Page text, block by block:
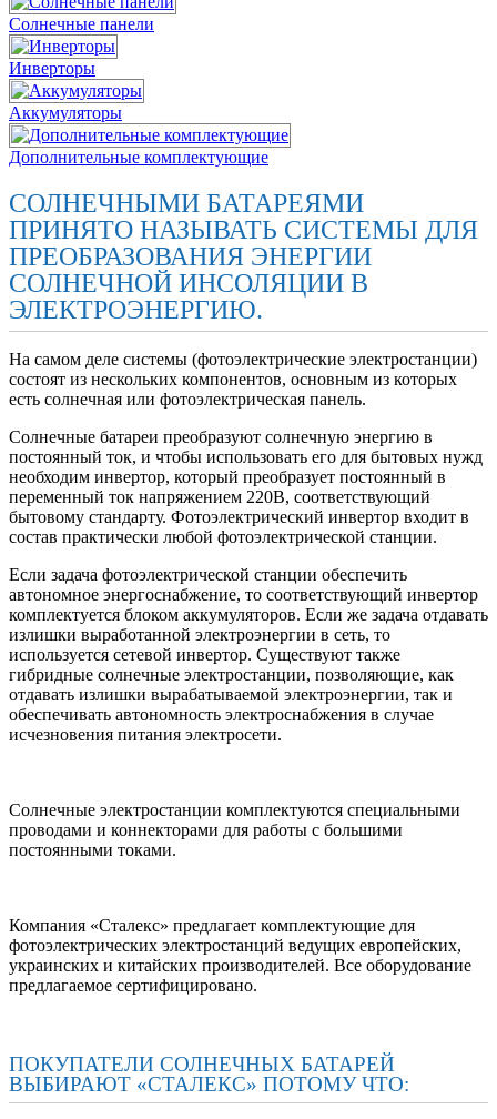
Солнечные панели
Инверторы
Аккумуляторы
Дополнительные комплектующие
СОЛНЕЧНЫМИ БАТАРЕЯМИ
ПРИНЯТО НАЗЫВАТЬ СИСТЕМЫ ДЛЯ
ПРЕОБРАЗОВАНИЯ ЭНЕРГИИ
СОЛНЕЧНОЙ ИНСОЛЯЦИИ В
ЭЛЕКТРОЭНЕРГИЮ.
На самом деле системы (фотоэлектрические электростанции)
состоят из нескольких компонентов, основным из которых
есть солнечная или фотоэлектрическая панель.
Солнечные батареи преобразуют солнечную энергию в
постоянный ток, и чтобы использовать его для бытовых нужд
необходим инвертор, который преобразует постоянный в
переменный ток напряжением 220В, соответствующий
бытовому стандарту. Фотоэлектрический инвертор входит в
состав практически любой фотоэлектрической станции.
Если задача фотоэлектрической станции обеспечить
автономное энергоснабжение, то соответствующий инвертор
комплектуется блоком аккумуляторов. Если же задача отдавать
излишки выработанной электроэнергии в сеть, то
используется сетевой инвертор. Существуют также
гибридные солнечные электростанции, позволяющие, как
отдавать излишки вырабатываемой электроэнергии, так и
обеспечивать автономность электроснабжения в случае
исчезновения питания электросети.
Cолнечные электростанции комплектуются специальными
проводами и коннекторами для работы с большими
постоянными токами.
Компания «Сталекс» предлагает комплектующие для
фотоэлектрических электростанций ведущих европейских,
украинских и китайских производителей. Все оборудование
предлагаемое сертифицировано.
ПОКУПАТЕЛИ СОЛНЕЧНЫХ БАТАРЕЙ
ВЫБИРАЮТ «СТАЛЕКС» ПОТОМУ ЧТО: